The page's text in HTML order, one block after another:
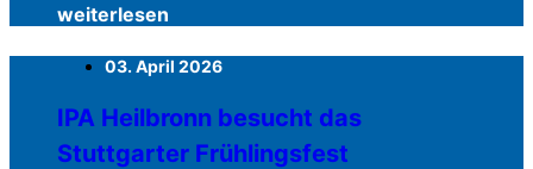
weiterlesen
03. April 2026
IPA Heilbronn besucht das
Stuttgarter Frühlingsfest